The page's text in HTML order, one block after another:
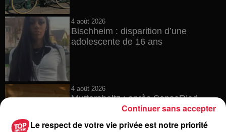
4 août 2026
Bischheim : disparition d’une
adolescente de 16 ans
4 août 2026
Muttersholtz : après SensoRied,
voilà BotaRied
Le respect de votre vie privée est notre priorité
Continuer sans accepter